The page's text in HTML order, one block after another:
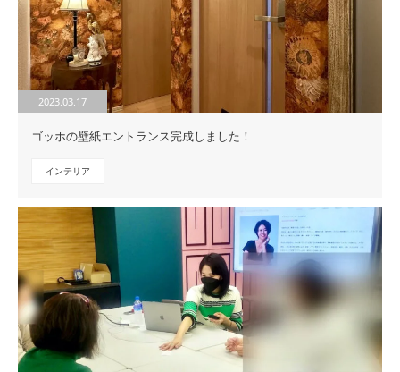
2023.03.17
ゴッホの壁紙エントランス完成しました！
インテリア